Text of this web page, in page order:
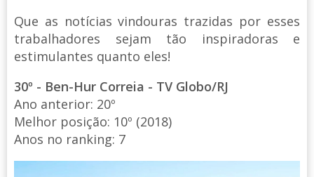
Que as notícias vindouras trazidas por esses
trabalhadores sejam tão inspiradoras e
estimulantes quanto eles!
30º - Ben-Hur Correia - TV Globo/RJ
Ano anterior: 20º
Melhor posição: 10º (2018)
Anos no ranking: 7